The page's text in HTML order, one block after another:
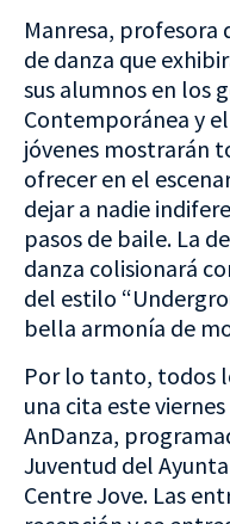
Manresa, profesora
de danza que
sus alumnos en los
Contemporánea y
jóvenes mostrarán
ofrecer en el
dejar a nadie
pasos de baile. La
danza colisionará
del estilo
bella armonía de
Por lo tanto, todos
una cita este
AnDanza,
Juventud del
Centre Jove. Las